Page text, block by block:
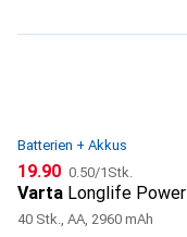
Batterien + Akkus
CHF
19.90 CHF
0.50/1Stk.
Varta Longlife Power
40 Stk., AA, 2960 mAh